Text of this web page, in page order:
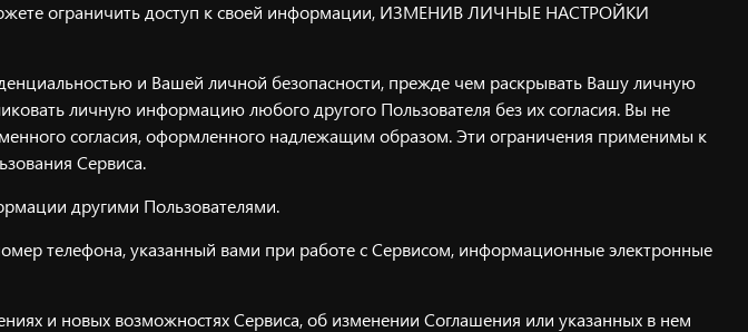
ограничить доступ к своей информации, ИЗМЕНИВ ЛИЧНЫЕ НАСТРОЙКИ
и Вашей личной безопасности, прежде чем раскрывать Вашу личную
личную информацию любого другого Пользователя без их согласия. Вы не
согласия, оформленного надлежащим образом. Эти ограничения применимы к
Сервиса.
другими Пользователями.
телефона, указанный вами при работе с Сервисом, информационные электронные
и новых возможностях Сервиса, об изменении Соглашения или указанных в нем